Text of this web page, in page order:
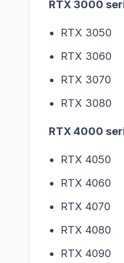
RTX 3000
RTX 3050
RTX 3060
RTX 3070
RTX 3080
RTX 4000
RTX 4050
RTX 4060
RTX 4070
RTX 4080
RTX 4090